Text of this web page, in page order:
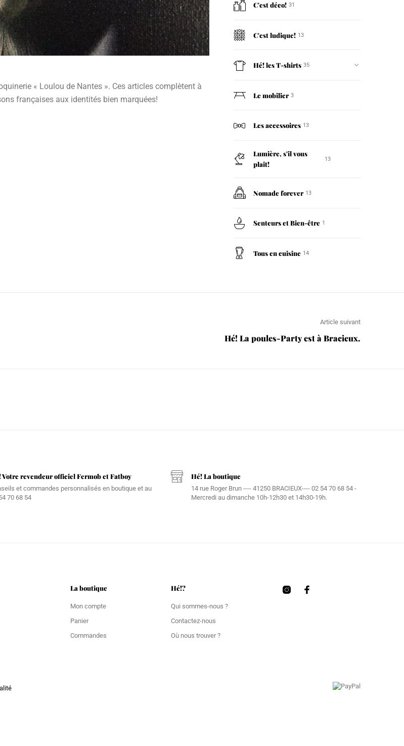
« Loulou de Nantes ». Ces articles complètent à
françaises aux identités bien marquées!
C'est déco! 31
C'est ludique! 13
Hé! les T-shirts 35
Le mobilier 3
Les accessoires 13
Lumière, s'il vous
plaît!
13
Nomade forever 13
Senteurs et Bien-être 1
Tous en cuisine 14
Article suivant
Hé! La poules-Party est à Bracieux.
Votre revendeur officiel Fermob et Fatboy
et commandes personnalisés en boutique et au
70 68 54
Hé! La boutique
14 rue Roger Brun ---- 41250 BRACIEUX---- 02 54 70 68 54 -
Mercredi au dimanche 10h-12h30 et 14h30-19h.
La boutique
Mon compte
Panier
Commandes
Hé!?
Qui sommes-nous ?
Contactez-nous
Où nous trouver ?